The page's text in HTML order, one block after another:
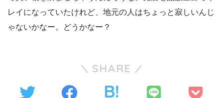
レイになっていたけれど、地元の人はちょっと寂しいんじ
ゃないかなー。どうかなー？
SHARE